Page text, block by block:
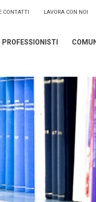
CONTATTI LAVORA CON NOI
PROFESSIONISTI